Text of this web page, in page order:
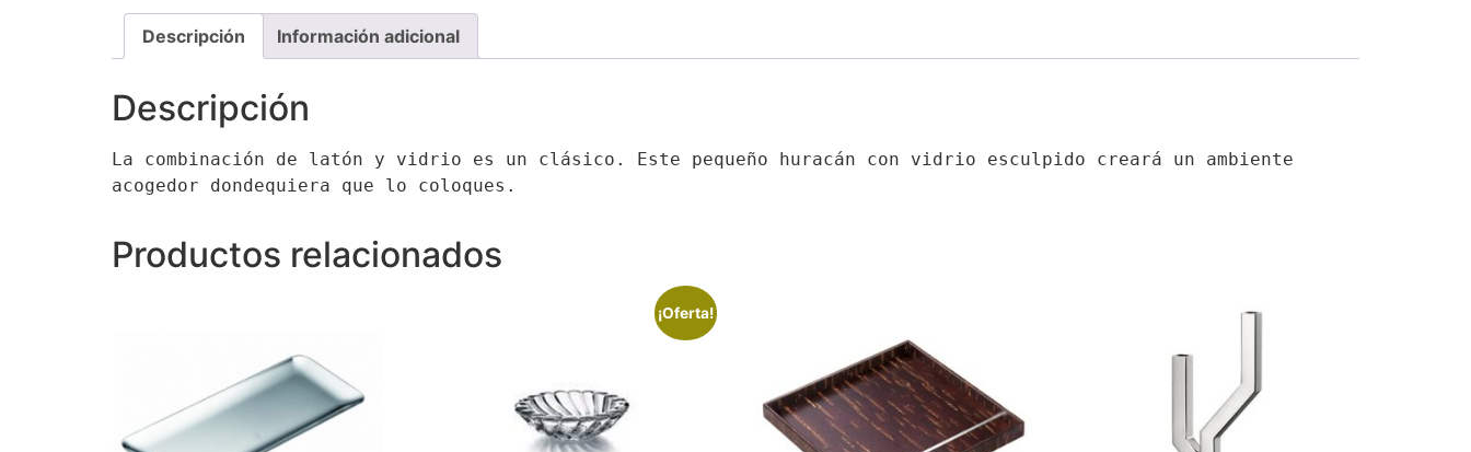
Descripción Información adicional
Descripción
La combinación de latón y vidrio es un clásico. Este pequeño huracán con vidrio esculpido creará un ambiente
acogedor dondequiera que lo coloques.
Productos relacionados
¡Oferta!